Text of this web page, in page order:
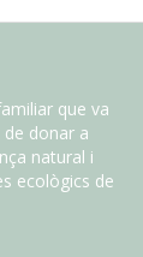
que va
donar a
natural i
ecològics de